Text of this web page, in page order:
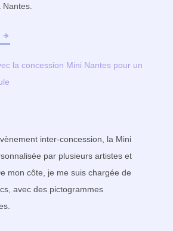
inter-concession, la Mini
par plusieurs artistes et
mon côte, je me suis chargée de
avec des pictogrammes